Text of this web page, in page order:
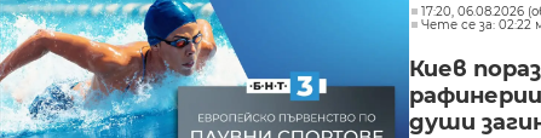
17:20, 06.08.2026
Чете се за: 02:22
Киев
души